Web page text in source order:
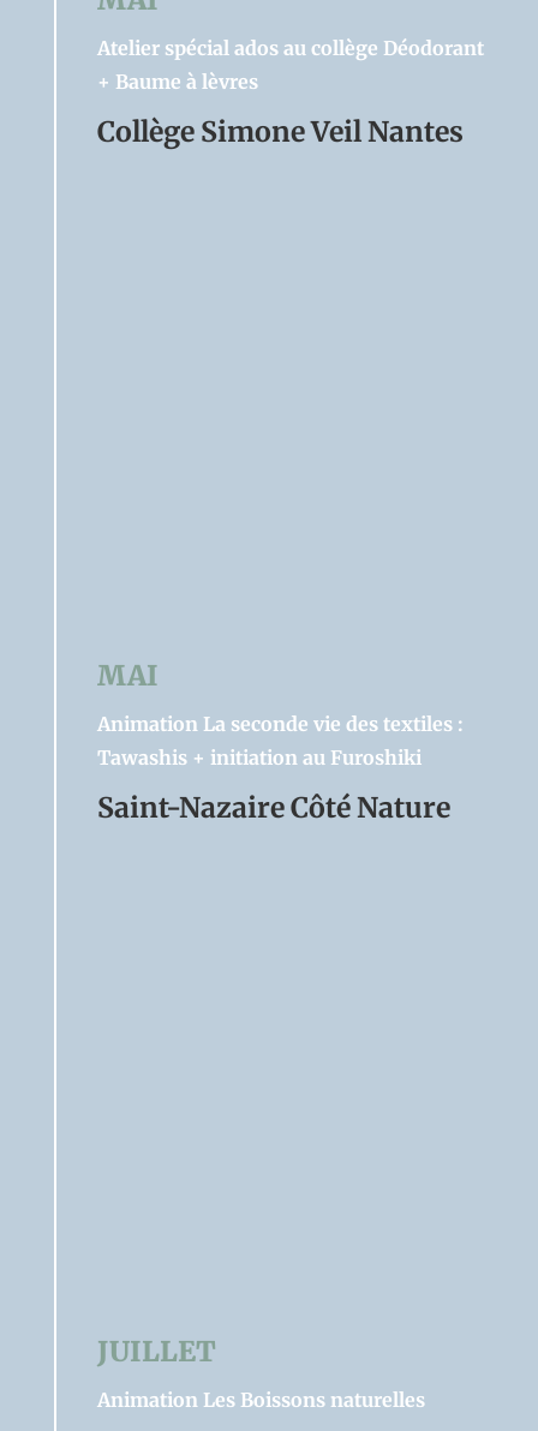
Atelier spécial ados au collège Déodorant
+ Baume à lèvres
Collège Simone Veil Nantes
MAI
Animation La seconde vie des textiles :
Tawashis + initiation au Furoshiki
Saint-Nazaire Côté Nature
JUILLET
Animation Les Boissons naturelles